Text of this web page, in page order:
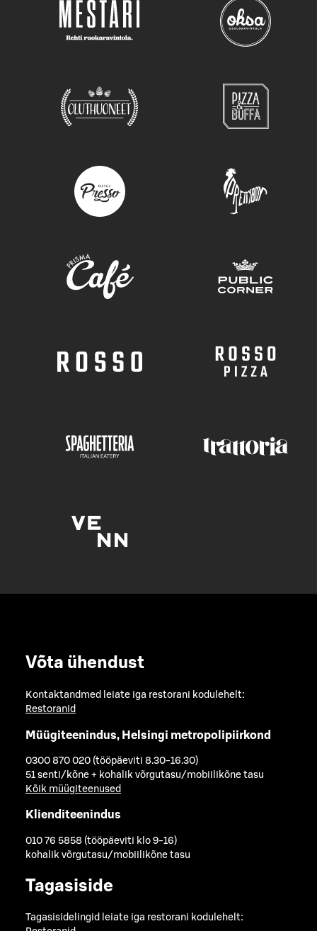
Võta ühendust
Kontaktandmed leiate iga restorani kodulehelt:
Restoranid
Müügiteenindus, Helsingi metropolipiirkond
0300 870 020 (tööpäeviti 8.30-16.30)
51 senti/kõne + kohalik võrgutasu/mobiilikõne tasu
Kõik müügiteenused
Klienditeenindus
010 76 5858 (tööpäeviti klo 9-16)
kohalik võrgutasu/mobiilikõne tasu
Tagasiside
Tagasisidelingid leiate iga restorani kodulehelt: